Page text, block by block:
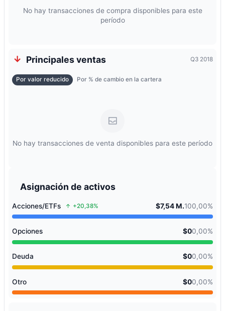
No hay transacciones de compra disponibles para este
período
Principales ventas Q3 2018
Por valor reducido Por % de cambio en la cartera
No hay transacciones de venta disponibles para este período
Asignación de activos
Acciones/ETFs +20,38% $7,54 M.100,00%
Opciones $00,00%
Deuda $00,00%
Otro $00,00%